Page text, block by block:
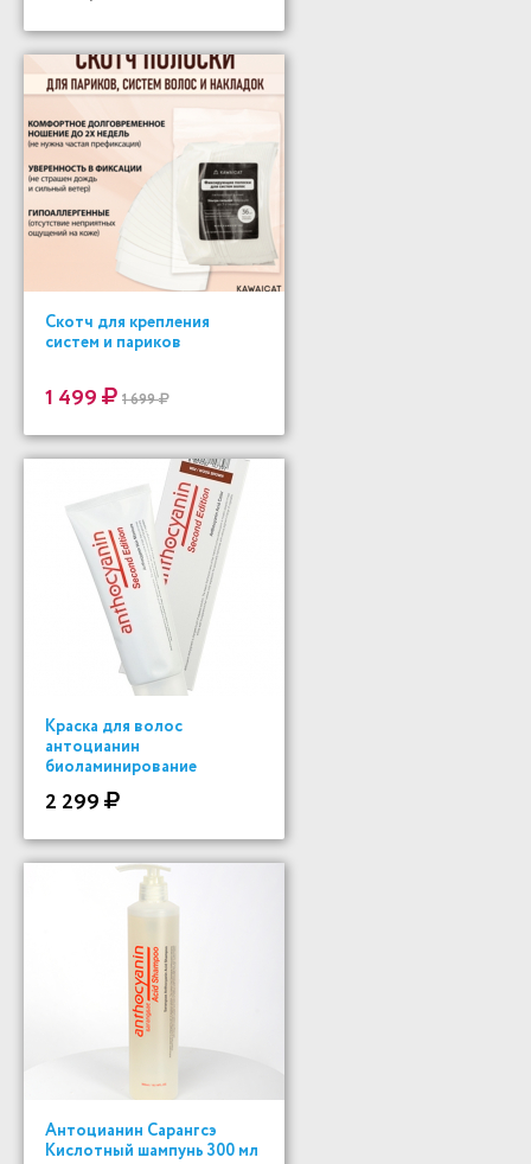
Скотч для крепления
систем и париков
1 499 1 699
Краска для волос
антоцианин
биоламинирование
2 299
Антоцианин Сарангсэ
Кислотный шампунь 300 мл